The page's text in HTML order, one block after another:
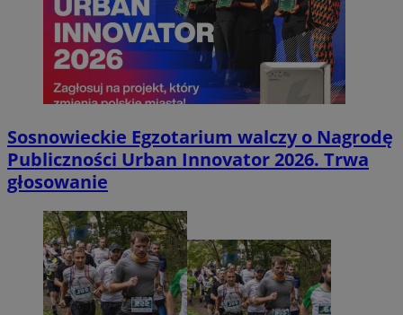
Sosnowieckie Egzotarium walczy o Nagrodę
Publiczności Urban Innovator 2026. Trwa
głosowanie